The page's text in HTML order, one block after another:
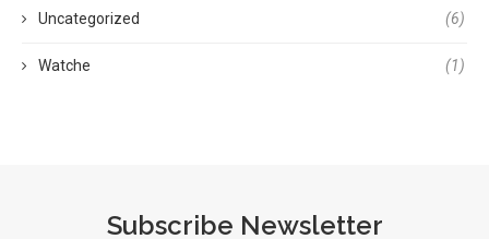
Uncategorized (6)
Watche (1)
Subscribe Newsletter